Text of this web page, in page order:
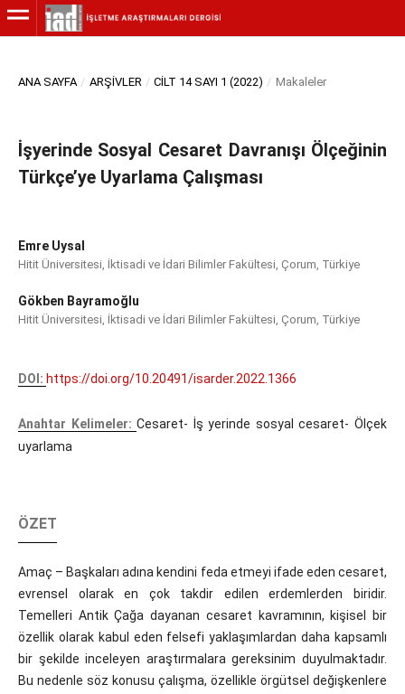
ANA SAYFA / ARŞIVLER / CILT 14 SAYI 1 (2022) / Makaleler
İşyerinde Sosyal Cesaret Davranışı Ölçeğinin
Türkçe’ye Uyarlama Çalışması
Emre Uysal
Hitit Üniversitesi, İktisadi ve İdari Bilimler Fakültesi, Çorum, Türkiye
Gökben Bayramoğlu
Hitit Üniversitesi, İktisadi ve İdari Bilimler Fakültesi, Çorum, Türkiye
DOI: https://doi.org/10.20491/isarder.2022.1366
Anahtar Kelimeler:Cesaret- İş yerinde sosyal cesaret- Ölçek
uyarlama
ÖZET
Amaç – Başkaları adına kendini feda etmeyi ifade eden cesaret,
evrensel olarak en çok takdir edilen erdemlerden biridir.
Temelleri Antik Çağa dayanan cesaret kavramının, kişisel bir
özellik olarak kabul eden felsefi yaklaşımlardan daha kapsamlı
bir şekilde inceleyen araştırmalara gereksinim duyulmaktadır.
Bu nedenle söz konusu çalışma, özellikle örgütsel değişkenlere